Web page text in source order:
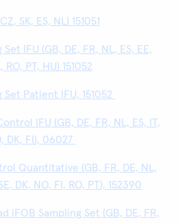
SK, ES, NL) 151051
IFU (GB, DE, FR, NL, ES, EE,
RO, PT, HU) 151052
Patient IFU, 151052
IFU (GB, DE, FR, NL, ES, IT,
DK, FI), 06027
Quantitative (GB, FR, DE, NL,
DK, NO, FI, RO, PT), 152390
iFOB Sampling Set (GB, DE, FR,